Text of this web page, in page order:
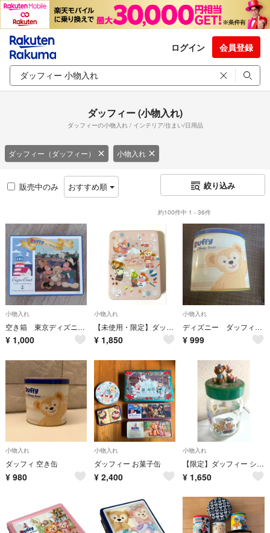
ログイン 会員登録
ダッフィー (小物入れ)
ダッフィーの小物入れ / インテリア/住まい/日用品
ダッフィー（ダッフィー） 小物入れ
販売中のみ おすすめ順 絞り込み
約100件中 1 - 36件
小物入れ
空き箱 東京ディズニーシー ダッフィー
¥ 1,000
小物入れ
【未使用・限定】ダッフィー&フレンズ 缶 チョコレート ディズニーシー
¥ 1,850
小物入れ
ディズニー ダッフィフレンズ チョコレートクランチミニ缶
¥ 999
小物入れ
ダッフィ 空き缶
¥ 980
小物入れ
ダッフィー お菓子缶
¥ 2,400
小物入れ
【限定】ダッフィー シェリーメイ スプリングヴォヤッジ ガラス瓶 小物入れ
¥ 1,650